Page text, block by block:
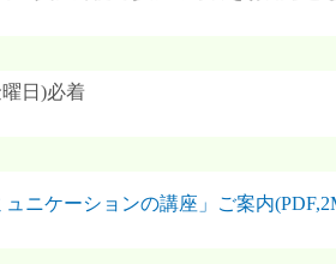
日)必着
ュニケーションの講座」ご案内